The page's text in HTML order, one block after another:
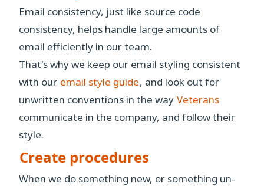
Email consistency, just like source code
consistency, helps handle large amounts of
email efficiently in our team.
That's why we keep our email styling consistent
with our email style guide, and look out for
unwritten conventions in the way Veterans
communicate in the company, and follow their
style.
Create procedures
When we do something new, or something un-